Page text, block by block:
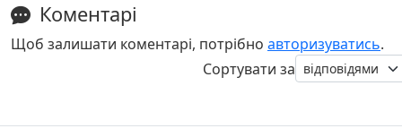
Коментарі
Щоб залишати коментарі, потрібно авторизуватись.
Сортувати за